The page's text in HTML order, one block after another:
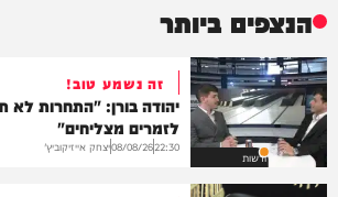
הנצפים ביותר
חדשות
זה נשמע טוב!
יהודה בורן: "התחרות לא
לזמרים מצליחים"
22:30
08/08/26יצחק אייזיקוביץ'